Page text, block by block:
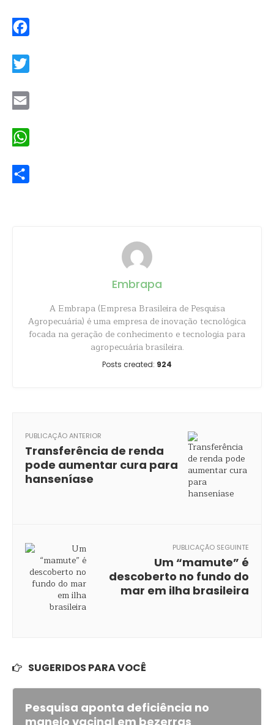
Embrapa
A Embrapa (Empresa Brasileira de Pesquisa
Agropecuária) é uma empresa de inovação tecnológica
focada na geração de conhecimento e tecnologia para
agropecuária brasileira.
Posts created: 924
PUBLICAÇÃO ANTERIOR
Transferência de renda
pode aumentar cura para
hanseníase
PUBLICAÇÃO SEGUINTE
Um “mamute” é
descoberto no fundo do
mar em ilha brasileira
SUGERIDOS PARA VOCÊ
Pesquisa aponta deficiência no
manejo vacinal em bezerras